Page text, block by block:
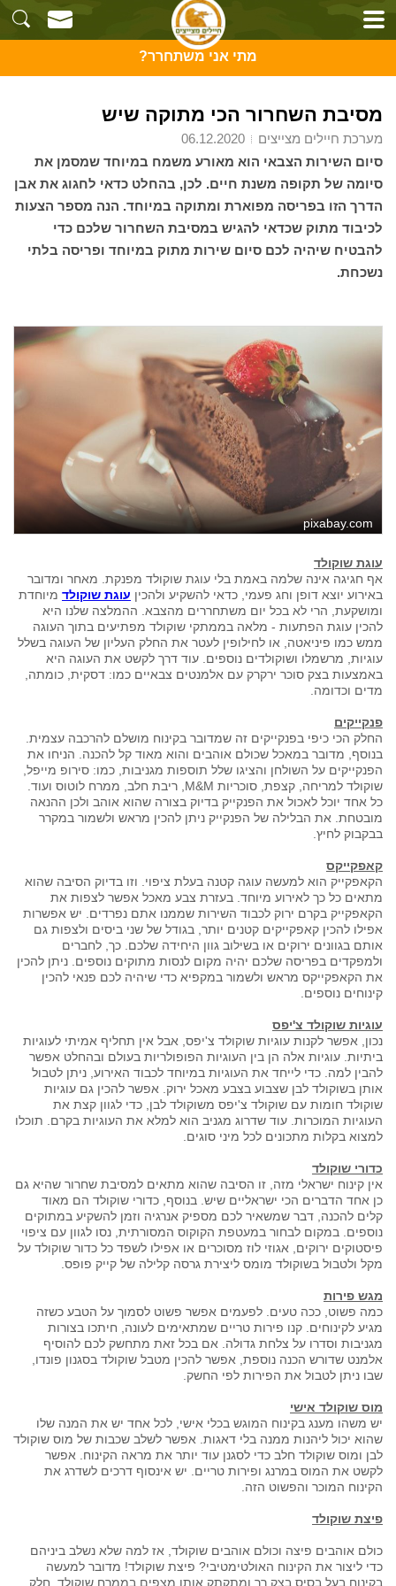
מתי אני משתחרר?
מסיבת השחרור הכי מתוקה שיש
מערכת חיילים מצייצים
סיום השירות הצבאי הוא מאורע משמח במיוחד שמסמן את
סיומה של תקופה משנת חיים. לכן, בהחלט כדאי לחגוג את אבן
הדרך הזו בפריסה מפוארת ומתוקה במיוחד. הנה מספר הצעות
לכיבוד מתוק שכדאי להגיש במסיבת השחרור שלכם כדי
להבטיח שיהיה לכם סיום שירות מתוק במיוחד ופריסה בלתי
נשכחת.
pixabay.com
עוגת שוקולד
אף חגיגה אינה שלמה באמת בלי עוגת שוקולד מפנקת. מאחר ומדובר
באירוע יוצא דופן וחג פעמי, כדאי להשקיע ולהכין עוגת שוקולד מיוחדת
ומושקעת, הרי לא בכל יום משתחררים מהצבא. ההמלצה שלנו היא
להכין עוגת הפתעות - מלאה בממתקי שוקולד מפתיעים בתוך העוגה
ממש כמו פיניאטה, או לחילופין לעטר את החלק העליון של העוגה בשלל
עוגיות, מרשמלו ושוקולדים נוספים. עוד דרך לקשט את העוגה היא
באמצעות בצק סוכר ירקרק עם אלמנטים צבאיים כמו: דסקית, כומתה,
מדים וכדומה.
פנקייקים
החלק הכי כיפי בפנקייקים זה שמדובר בקינוח מושלם להרכבה עצמית.
בנוסף, מדובר במאכל שכולם אוהבים והוא מאוד קל להכנה. הניחו את
הפנקייקים על השולחן והציגו שלל תוספות מגניבות, כמו: סירופ מייפל,
שוקולד למריחה, קצפת, סוכריות M&M, ריבת חלב, ממרח לוטוס ועוד.
כל אחד יוכל לאכול את הפנקייק בדיוק בצורה שהוא אוהב ולכן ההנאה
מובטחת. את הבלילה של הפנקייק ניתן להכין מראש ולשמור במקרר
בבקבוק לחיץ.
קאפקייקס
הקאפקייק הוא למעשה עוגה קטנה בעלת ציפוי. וזו בדיוק הסיבה שהוא
מתאים כל כך לאירוע מיוחד. בעזרת צבע מאכל אפשר לצפות את
הקאפקייק בקרם ירוק לכבוד השירות שממנו אתם נפרדים. יש אפשרות
אפילו להכין קאפקייקים קטנים יותר, בגודל של שני ביסים ולצפות גם
אותם בגוונים ירוקים או בשילוב גוון היחידה שלכם. כך, לחברים
ולמפקדים בפריסה שלכם יהיה מקום לנסות מתוקים נוספים. ניתן להכין
את הקאפקייקס מראש ולשמור במקפיא כדי שיהיה לכם פנאי להכין
קינוחים נוספים.
עוגיות שוקולד צ'יפס
נכון, אפשר לקנות עוגיות שוקולד צ'יפס, אבל אין תחליף אמיתי לעוגיות
ביתיות. עוגיות אלה הן בין העוגיות הפופולריות בעולם ובהחלט אפשר
להבין למה. כדי לייחד את העוגיות במיוחד לכבוד האירוע, ניתן לטבול
אותן בשוקולד לבן שצבוע בצבע מאכל ירוק. אפשר להכין גם עוגיות
שוקולד חומות עם שוקולד צ'יפס משוקולד לבן, כדי לגוון קצת את
העוגיות המוכרות. עוד שדרוג מגניב הוא למלא את העוגיות בקרם. תוכלו
למצוא בקלות מתכונים לכל מיני סוגים.
כדורי שוקולד
אין קינוח ישראלי מזה, זו הסיבה שהוא מתאים למסיבת שחרור שהיא גם
כן אחד הדברים הכי ישראליים שיש. בנוסף, כדורי שוקולד הם מאוד
קלים להכנה, דבר שמשאיר לכם מספיק אנרגיה וזמן להשקיע במתוקים
נוספים. במקום לבחור במעטפת הקוקוס המסורתית, נסו לגוון עם ציפוי
פיסטוקים ירוקים, אגוזי לוז מסוכרים או אפילו לשפד כל כדור שוקולד על
מקל ולטבול בשוקולד מומס ליצירת גרסה קלילה של קייק פופס.
מגש פירות
כמה פשוט, ככה טעים. לפעמים אפשר פשוט לסמוך על הטבע כשזה
מגיע לקינוחים. קנו פירות טריים שמתאימים לעונה, חיתכו בצורות
מגניבות וסדרו על צלחת גדולה. אם בכל זאת מתחשק לכם להוסיף
אלמנט שדורש הכנה נוספת, אפשר להכין מטבל שוקולד בסגנון פונדו,
שבו ניתן לטבול את הפירות לפי החשק.
מוס שוקולד אישי
יש משהו מענג בקינוח המוגש בכלי אישי, לכל אחד יש את המנה שלו
שהוא יכול ליהנות ממנה בלי דאגות. אפשר לשלב שכבות של מוס שוקולד
לבן ומוס שוקולד חלב כדי לסגנן עוד יותר את מראה הקינוח. אפשר
לקשט את המוס במרנג ופירות טריים. יש אינסוף דרכים לשדרג את
הקינוח המוכר והפשוט הזה.
פיצת שוקולד
כולם אוהבים פיצה וכולם אוהבים שוקולד, אז למה שלא נשלב ביניהם
כדי ליצור את הקינוח האולטימטיבי? פיצת שוקולד! מדובר למעשה
בקינוח בעל בסיס בצק רך ומתקתק אותו מצפים בממרח שוקולד. חלק